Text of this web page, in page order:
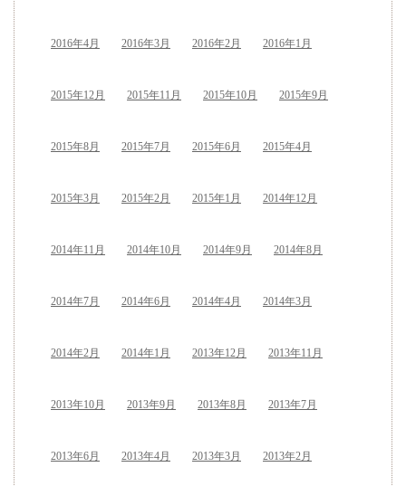
2016年4月 2016年3月 2016年2月 2016年1月
2015年12月 2015年11月 2015年10月 2015年9月
2015年8月 2015年7月 2015年6月 2015年4月
2015年3月 2015年2月 2015年1月 2014年12月
2014年11月 2014年10月 2014年9月 2014年8月
2014年7月 2014年6月 2014年4月 2014年3月
2014年2月 2014年1月 2013年12月 2013年11月
2013年10月 2013年9月 2013年8月 2013年7月
2013年6月 2013年4月 2013年3月 2013年2月